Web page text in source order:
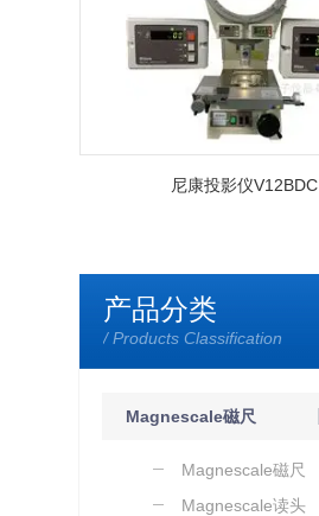
尼康投影仪V12BDC
产品分类
/ Products Classification
Magnescale磁尺
Magnescale磁尺
Magnescale读头